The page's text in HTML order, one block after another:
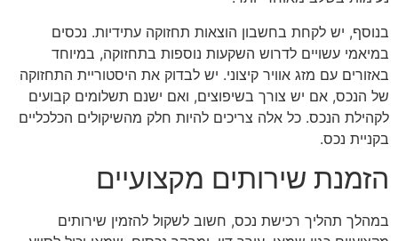
בנוסף, יש לקחת בחשבון הוצאות תחזוקה עתידיות. נכסים
במיאמי עשויים לדרוש השקעות נוספות בתחזוקה, במיוחד
באזורים עם מזג אוויר קיצוני. יש לבדוק את היסטוריית התחזוקה
של הנכס, אם יש צורך בשיפוצים, ואם ישנם תשלומים קבועים
לקהילת הנכס. כל אלה צריכים להיות חלק מהשיקולים הכלכליים
בקניית נכס.
הזמנת שירותים מקצועיים
במהלך תהליך רכישת נכס, חשוב לשקול להזמין שירותים